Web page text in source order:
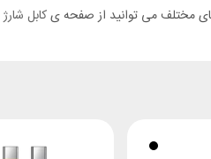
مختلف می توانید از صفحه یکابل شارژ